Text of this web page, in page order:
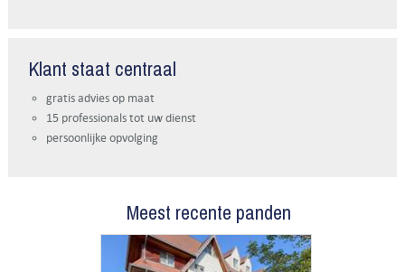
Klant staat centraal
gratis advies op maat
15 professionals tot uw dienst
persoonlijke opvolging
Meest recente panden